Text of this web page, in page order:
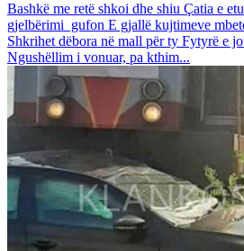
Bashkë me retë shkoi dhe shiu Çatia e
gjelbërimi gufon E gjallë kujtimeve
Shkrihet dëbora në mall për ty Fytyrë e
Ngushëllim i vonuar, pa kthim...